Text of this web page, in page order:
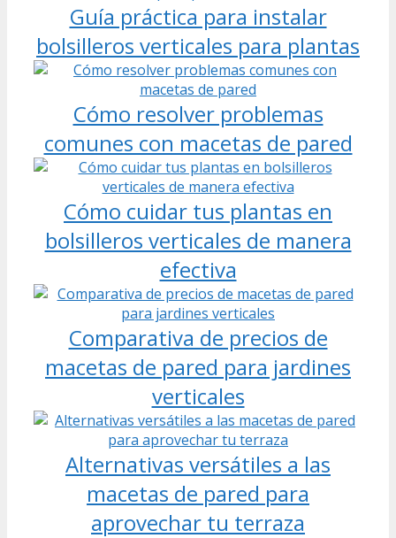
Guía práctica para instalar
bolsilleros verticales para plantas
Cómo resolver problemas
comunes con macetas de pared
Cómo cuidar tus plantas en
bolsilleros verticales de manera
efectiva
Comparativa de precios de
macetas de pared para jardines
verticales
Alternativas versátiles a las
macetas de pared para
aprovechar tu terraza